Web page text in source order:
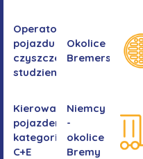
Operator/operatorka
pojazdu do
czyszczenia
studzienek
Okolice
Bremershaven
Kierowanie
pojazdem
kategorii
C+E
Niemcy
-
okolice
Bremy